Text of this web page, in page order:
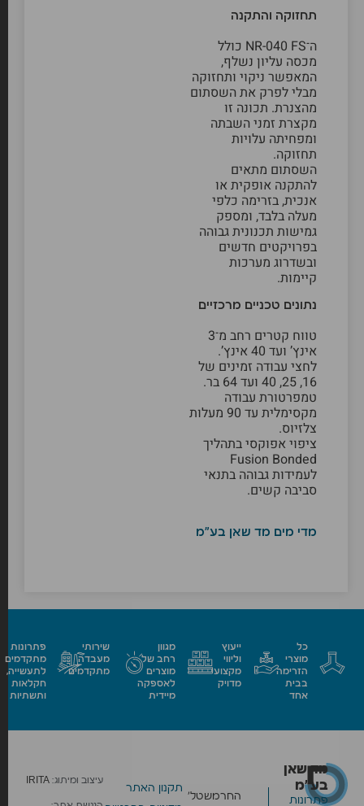
תחזוקה והתקנה
ה־NR-040 FS כולל
מכסה עליון נשלף,
המאפשר ניקוי ותחזוקה
מבלי לפרק את השסתום
מהצנרת. תכונה זו
מקצרת זמני השבתה
ומפחיתה עלויות
תחזוקה.
השסתום מתאים
להתקנה אופקית או
אנכית, בזרימה כלפי
מעלה בלבד, ומספק
גמישות תכנונית גבוהה
בפרויקטים חדשים
ובשדרוג מערכות
קיימות.
נתונים טכניים מרכזיים
טווח קטרים רחב מ־3
אינץ’ ועד 40 אינץ’.
לחצי עבודה זמינים של
16, 25, 40 ועד 64 בר.
טמפרטורת עבודה
מקסימלית עד 90 מעלות
צלזיוס.
ציפוי אפוקסי בתהליך
Fusion Bonded
לעמידות גבוהה בתנאי
סביבה קשים.
מדי מים מד שאן בע"מ
כל
מוצרי
הזרימה
בבית
אחד
ייעוץ
וליווי
מקצועי
מדויק
מגוון
רחב של
מוצרים
לאספקה
מיידית
שירותי
מעבדה
מתקדמים
פתרונות
מתקדמים
לתעשייה,
חקלאות
ותשתיות
מד שאן
בע״מ
פתרונות החרמשטל׳
תקנון האתר
עיצוב ומיתוג: IRITA